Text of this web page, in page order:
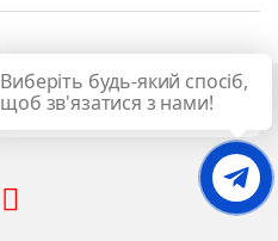
Виберіть будь-який спосіб,
щоб зв'язатися з нами!